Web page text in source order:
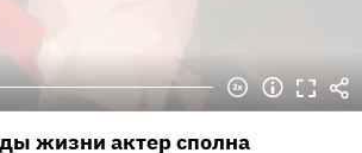
жизни актер сполна